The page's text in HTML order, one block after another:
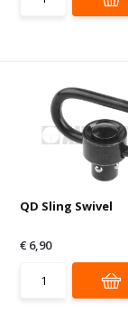
QD Sling Swivel
€ 6,90